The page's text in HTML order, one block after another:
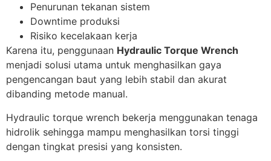
Penurunan tekanan sistem
Downtime produksi
Risiko kecelakaan kerja
Karena itu, penggunaan Hydraulic Torque Wrench
menjadi solusi utama untuk menghasilkan gaya
pengencangan baut yang lebih stabil dan akurat
dibanding metode manual.
Hydraulic torque wrench bekerja menggunakan tenaga
hidrolik sehingga mampu menghasilkan torsi tinggi
dengan tingkat presisi yang konsisten.